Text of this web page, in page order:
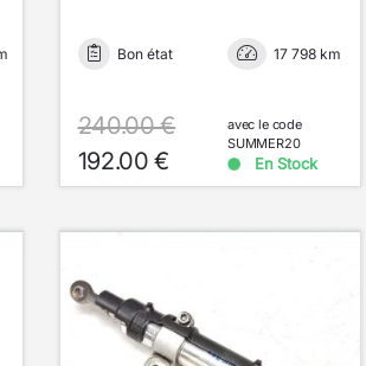
Bon état 17 798 km
240.00 €
192.00 €
avec le code
SUMMER20
En Stock